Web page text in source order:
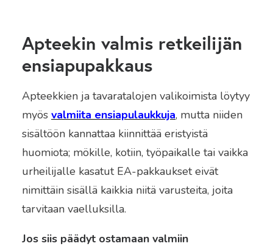
Apteekin valmis retkeilijän
ensiapupakkaus
Apteekkien ja tavaratalojen valikoimista löytyy
myös valmiita ensiapulaukkuja, mutta niiden
sisältöön kannattaa kiinnittää eristyistä
huomiota; mökille, kotiin, työpaikalle tai vaikka
urheilijalle kasatut EA-pakkaukset eivät
nimittäin sisällä kaikkia niitä varusteita, joita
tarvitaan vaelluksilla.
Jos siis päädyt ostamaan valmiin